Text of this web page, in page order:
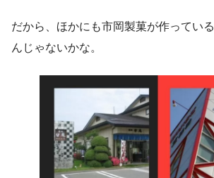
だから、ほかにも市岡製菓が作っている
んじゃないかな。